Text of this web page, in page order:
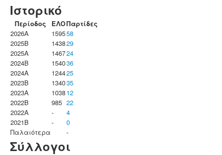
Ιστορικό
Περίοδος ΕΛΟΠαρτίδες
2026A
159558
2025B
143829
2025A
146724
2024B
154036
2024A
124425
2023B
134035
2023Α
103812
2022B
985 22
2022A
-
4
2021B
-
0
Παλαιότερα
-
Σύλλογοι